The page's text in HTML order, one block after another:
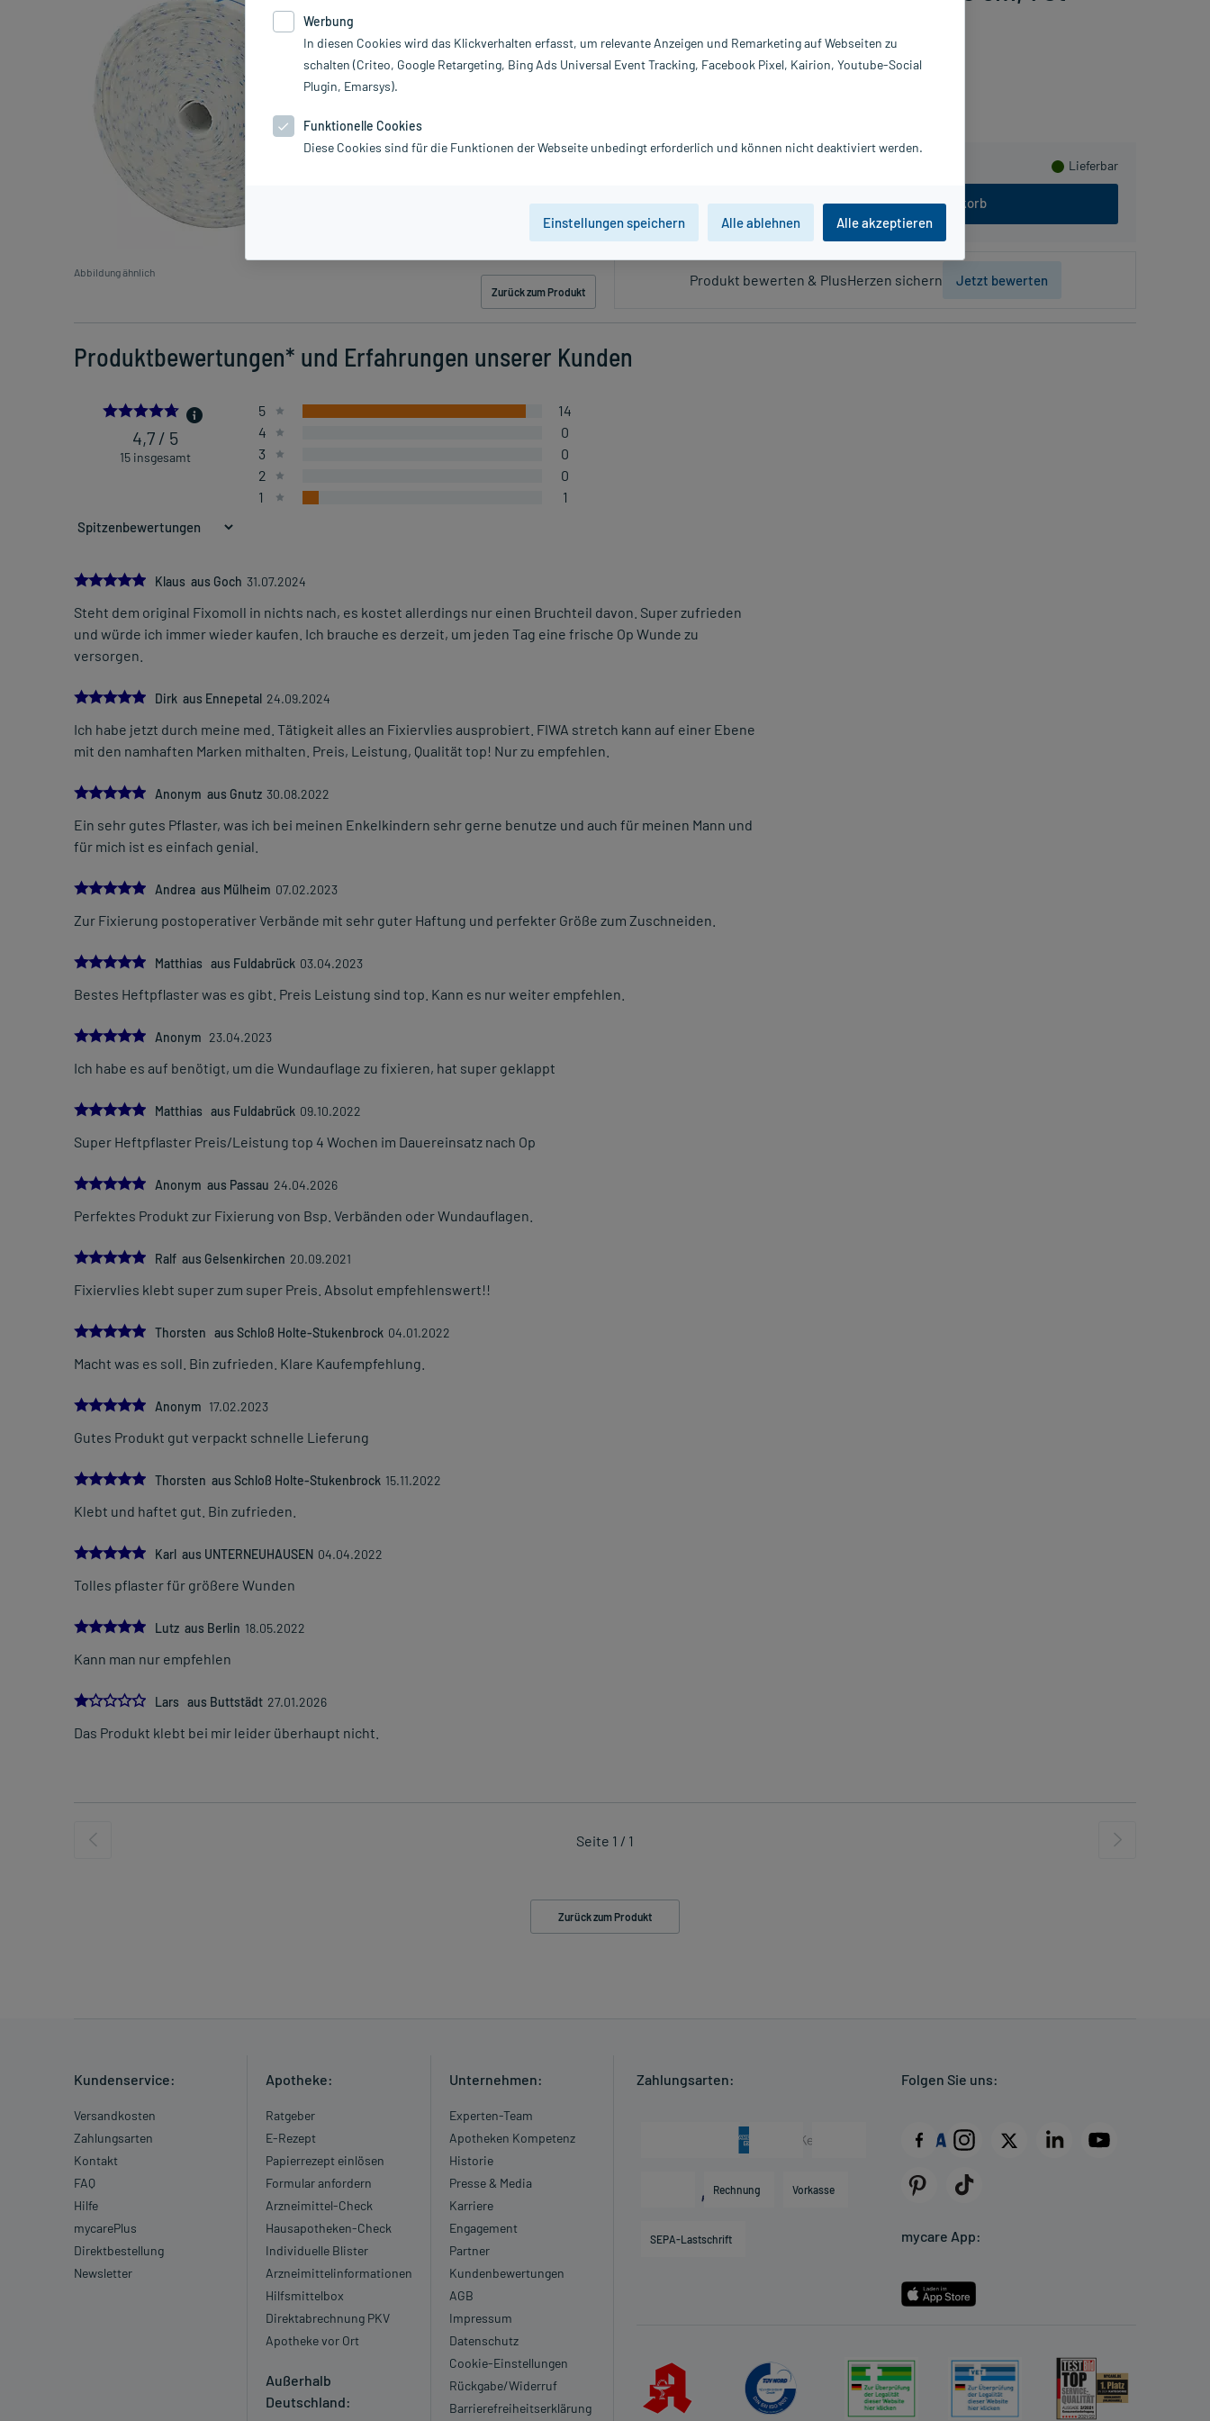
Abbildung ähnlich
Zurück zum Produkt
PZN:08822687
Lieferbar
In den Warenkorb
Produkt bewerten & PlusHerzen sichern Jetzt bewerten
Produktbewertungen* und Erfahrungen unserer Kunden
4.733333333333333
4,7 / 5
15 insgesamt
5
14
4
0
3
0
2
0
1
1
5.0
Klaus aus Goch 31.07.2024
Steht dem original Fixomoll in nichts nach, es kostet allerdings nur einen Bruchteil davon. Super zufrieden
und würde ich immer wieder kaufen. Ich brauche es derzeit, um jeden Tag eine frische Op Wunde zu
versorgen.
5.0
Dirk aus Ennepetal 24.09.2024
Ich habe jetzt durch meine med. Tätigkeit alles an Fixiervlies ausprobiert. FIWA stretch kann auf einer Ebene
mit den namhaften Marken mithalten. Preis, Leistung, Qualität top! Nur zu empfehlen.
5.0
Anonym aus Gnutz 30.08.2022
Ein sehr gutes Pflaster, was ich bei meinen Enkelkindern sehr gerne benutze und auch für meinen Mann und
für mich ist es einfach genial.
5.0
Andrea aus Mülheim 07.02.2023
Zur Fixierung postoperativer Verbände mit sehr guter Haftung und perfekter Größe zum Zuschneiden.
5.0
Matthias aus Fuldabrück 03.04.2023
Bestes Heftpflaster was es gibt. Preis Leistung sind top. Kann es nur weiter empfehlen.
5.0
Anonym 23.04.2023
Ich habe es auf benötigt, um die Wundauflage zu fixieren, hat super geklappt
5.0
Matthias aus Fuldabrück 09.10.2022
Super Heftpflaster Preis/Leistung top 4 Wochen im Dauereinsatz nach Op
5.0
Anonym aus Passau 24.04.2026
Perfektes Produkt zur Fixierung von Bsp. Verbänden oder Wundauflagen.
5.0
Ralf aus Gelsenkirchen 20.09.2021
Fixiervlies klebt super zum super Preis. Absolut empfehlenswert!!
5.0
Thorsten aus Schloß Holte-Stukenbrock 04.01.2022
Macht was es soll. Bin zufrieden. Klare Kaufempfehlung.
5.0
Anonym 17.02.2023
Gutes Produkt gut verpackt schnelle Lieferung
5.0
Thorsten aus Schloß Holte-Stukenbrock 15.11.2022
Klebt und haftet gut. Bin zufrieden.
5.0
Karl aus UNTERNEUHAUSEN 04.04.2022
Tolles pflaster für größere Wunden
5.0
Lutz aus Berlin 18.05.2022
Kann man nur empfehlen
1.0Lars aus Buttstädt 27.01.2026
Das Produkt klebt bei mir leider überhaupt nicht.
Seite 1 / 1
Zurück zum Produkt
Kundenservice:
Versandkosten
Zahlungsarten
Kontakt
FAQ
Hilfe
mycarePlus
Direktbestellung
Newsletter
Apotheke:
Ratgeber
E-Rezept
Papierrezept einlösen
Formular anfordern
Arzneimittel-Check
Hausapotheken-Check
Individuelle Blister
Arzneimittelinformationen
Hilfsmittelbox
Direktabrechnung PKV
Apotheke vor Ort
Außerhalb
Deutschland:
Unternehmen:
Experten-Team
Apotheken Kompetenz
Historie
Presse & Media
Karriere
Engagement
Partner
Kundenbewertungen
AGB
Impressum
Datenschutz
Cookie-Einstellungen
Rückgabe/Widerruf
Barrierefreiheitserklärung
Zahlungsarten:
Rechnung Vorkasse
SEPA-Lastschrift
Folgen Sie uns:
mycare App:
Werbung
In diesen Cookies wird das Klickverhalten erfasst, um relevante Anzeigen und Remarketing auf Webseiten zu
schalten (Criteo, Google Retargeting, Bing Ads Universal Event Tracking, Facebook Pixel, Kairion, Youtube-Social
Plugin, Emarsys).
Funktionelle Cookies
Diese Cookies sind für die Funktionen der Webseite unbedingt erforderlich und können nicht deaktiviert werden.
Einstellungen speichern Alle ablehnen Alle akzeptieren